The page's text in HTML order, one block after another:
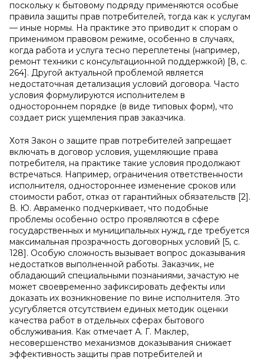
поскольку к бытовому подряду применяются особые
правила защиты прав потребителей, тогда как к услугам
— иные нормы. На практике это приводит к спорам о
применимом правовом режиме, особенно в случаях,
когда работа и услуга тесно переплетены (например,
ремонт техники с консультационной поддержкой) [8, с.
264]. Другой актуальной проблемой является
недостаточная детализация условий договора. Часто
условия формулируются исполнителем в
одностороннем порядке (в виде типовых форм), что
создает риск ущемления прав заказчика.
Хотя Закон о защите прав потребителей запрещает
включать в договор условия, ущемляющие права
потребителя, на практике такие условия продолжают
встречаться. Например, ограничения ответственности
исполнителя, одностороннее изменение сроков или
стоимости работ, отказ от гарантийных обязательств [2].
В. Ю. Авраменко подчеркивает, что подобные
проблемы особенно остро проявляются в сфере
государственных и муниципальных нужд, где требуется
максимальная прозрачность договорных условий [5, с.
128]. Особую сложность вызывает вопрос доказывания
недостатков выполненной работы. Заказчик, не
обладающий специальными познаниями, зачастую не
может своевременно зафиксировать дефекты или
доказать их возникновение по вине исполнителя. Это
усугубляется отсутствием единых методик оценки
качества работ в отдельных сферах бытового
обслуживания. Как отмечает А. Г. Маклер,
несовершенство механизмов доказывания снижает
эффективность защиты прав потребителей и